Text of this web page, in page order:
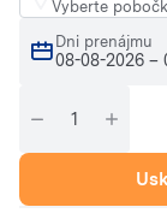
Vyberte
Dni prenájmu
08-08-2026 –